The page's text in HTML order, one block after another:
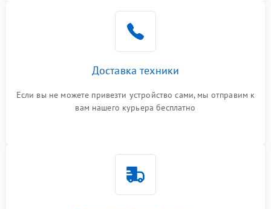
Доставка техники
Если вы не можете привезти устройство сами, мы отправим к
вам нашего курьера бесплатно